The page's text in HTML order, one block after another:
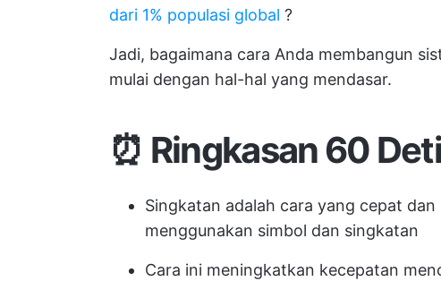
dari 1% populasi global ?
Jadi, bagaimana cara Anda membangun
mulai dengan hal-hal yang mendasar.
⏰ Ringkasan 60
Singkatan adalah cara yang cepat
menggunakan simbol dan singkatan
Cara ini meningkatkan kecepatan